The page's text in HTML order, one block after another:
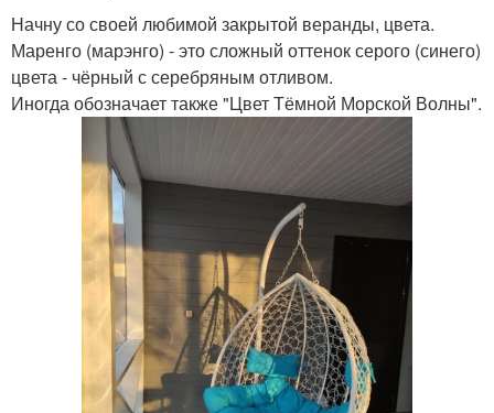
Начну со своей любимой закрытой веранды, цвета.
Маренго (марэнго) - это сложный оттенок серого (синего)
цвета - чёрный с серебряным отливом.
Иногда обозначает также "Цвет Тёмной Морской Волны".